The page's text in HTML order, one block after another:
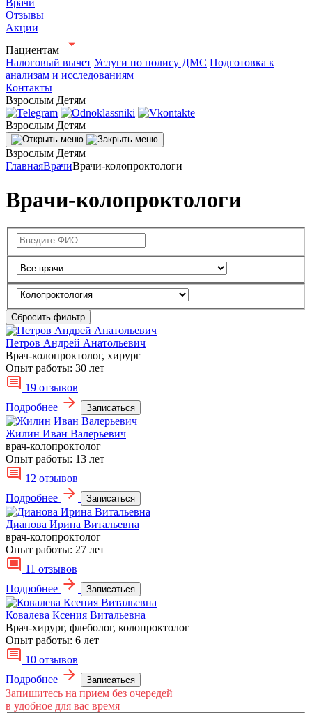
Отзывы
Акции
Пациентам
Налоговый вычет Услуги по полису ДМС Подготовка к
анализам и исследованиям
Контакты
Взрослым Детям
Взрослым Детям
Взрослым Детям
ГлавнаяВрачиВрачи-колопроктологи
Врачи-колопроктологи
Сбросить фильтр
Петров Андрей Анатольевич
Врач-колопроктолог, хирург
Опыт работы: 30 лет
19 отзывов
Подробнее
Записаться
Жилин Иван Валерьевич
врач-колопроктолог
Опыт работы: 13 лет
12 отзывов
Подробнее
Записаться
Дианова Ирина Витальевна
врач-колопроктолог
Опыт работы: 27 лет
11 отзывов
Подробнее
Записаться
Ковалева Ксения Витальевна
Врач-хирург, флеболог, колопроктолог
Опыт работы: 6 лет
10 отзывов
Подробнее
Записаться
Запишитесь на прием без очередей
в удобное для вас время